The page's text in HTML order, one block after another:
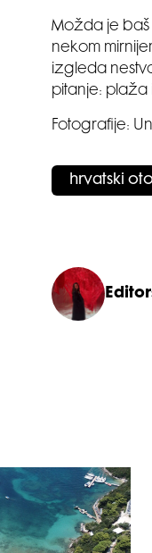
Možda je baš
nekom
izgleda
pitanje: plaža
Fotografije:
hrvatski